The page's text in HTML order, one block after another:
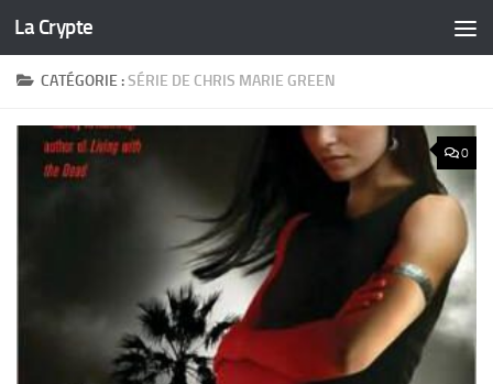
Skip to content
La Crypte
CATÉGORIE :SÉRIE DE CHRIS MARIE GREEN
0